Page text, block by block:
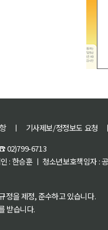
ㅣ 기사제보/정정보도 요청 ㅣ
02)799-6713
: 한승훈 ㅣ 청소년보호책임자 :
정을 제정, 준수하고 있습니다.
받습니다.